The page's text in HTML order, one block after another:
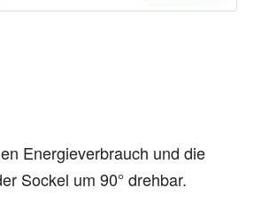
Energieverbrauch und die
Sockel um 90° drehbar.